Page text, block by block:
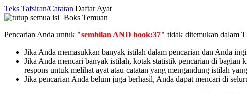
Teks Tafsiran/Catatan Daftar Ayat
Boks Temuan
Pencarian Anda untuk "sembilan AND book:37" tidak ditemukan dalam
Jika Anda memasukkan banyak istilah dalam pencarian dan Anda
Jika Anda mencari banyak istilah, kotak statistik pencarian di bagian
respons untuk melihat ayat atau catatan yang mengandung istilah
Jika pencarian Anda belum juga berhasil, Anda dapat mencari di